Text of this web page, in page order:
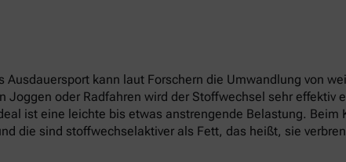
kann laut Forschern die Umwandlung von
oder Radfahren wird der Stoffwechsel sehr effektiv
ist eine leichte bis etwas anstrengende Belastung. Beim
die sind stoffwechselaktiver als Fett, das heißt, sie